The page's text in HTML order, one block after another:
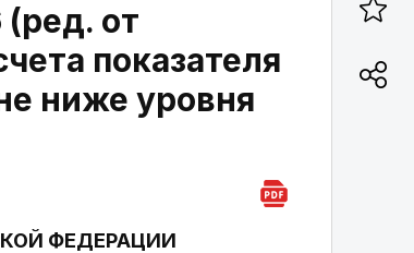
от
показателя
ниже уровня
ФЕДЕРАЦИИ